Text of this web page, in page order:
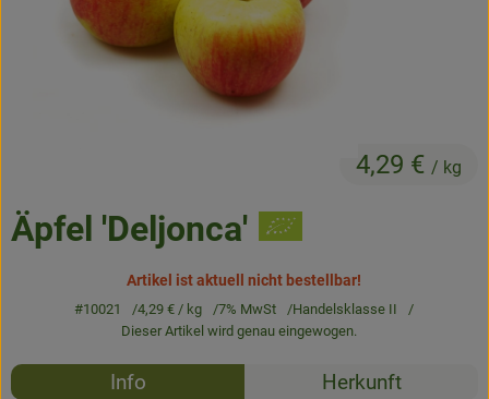
Frisches
Angebote & Neues
Getränke
Über Grünland
Äpfel 'Deljonca'
4,29 € / kg
Artikel ist aktuell nicht bestellbar!
#10021 4,29 €/ kg 7% MwSt
Handelsklasse II
Dieser Artikel wird genau eingewogen.
Rezepte
Info Herkunft